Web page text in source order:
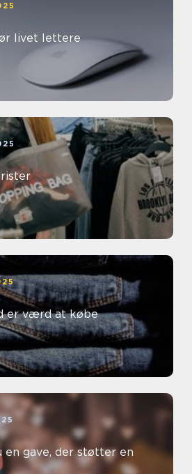
livet lettere
er værd at købe
en gave, der støtter en